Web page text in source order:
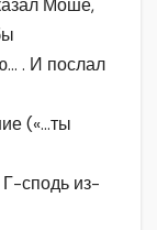
Моше,
. И послал
(«…ты
сподь из-